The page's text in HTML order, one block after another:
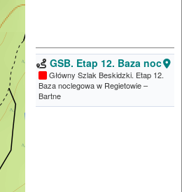
GSB. Etap 12. Baza
Główny Szlak Beskidzki. Etap 12.
Baza noclegowa w Regietowie –
Bartne